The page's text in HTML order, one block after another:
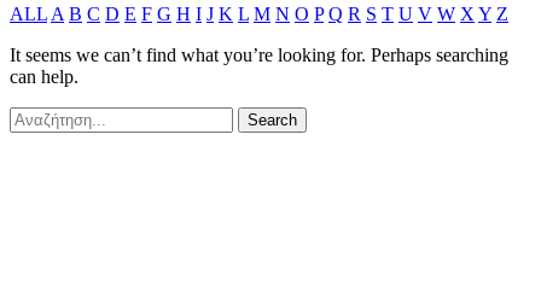
ALL A B C D E F G H I J K L M N O P Q R S T U V W X Y Z
It seems we can’t find what you’re looking for. Perhaps searching
can help.